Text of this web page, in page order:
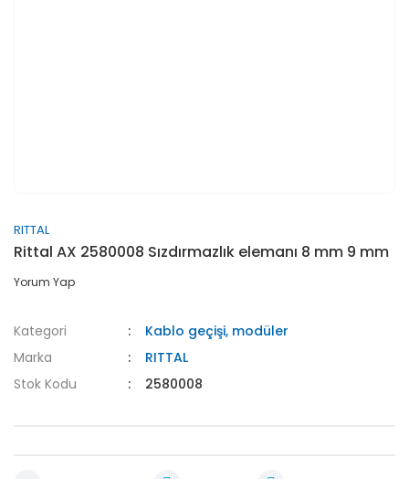
RITTAL
Rittal AX 2580008 Sızdırmazlık elemanı 8 mm 9 mm
Yorum Yap
Kategori
Kablo geçişi, modüler
Marka
RITTAL
Stok Kodu
2580008